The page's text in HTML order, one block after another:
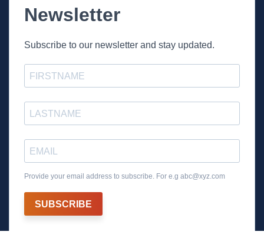
Newsletter
Subscribe to our newsletter and stay updated.
Provide your email address to subscribe. For e.g abc@xyz.com
SUBSCRIBE